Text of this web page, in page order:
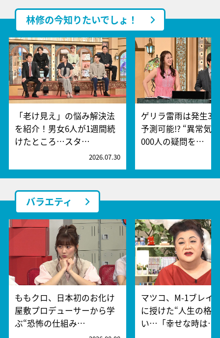
林修の今知りたいでしょ！
「老け見え」の悩み解決法
を紹介！男女6人が1週間続
けたところ…スタ…
2026.07.30
ゲリラ雷雨は発生30
予測可能!? “異常気
000人の疑問を…
バラエティ
ももクロ、日本初のお化け
屋敷プロデューサーから学
ぶ“恐怖の仕組み…
マツコ、M-1ブレイ
に授けた“人生の格
い…「幸せな時は…